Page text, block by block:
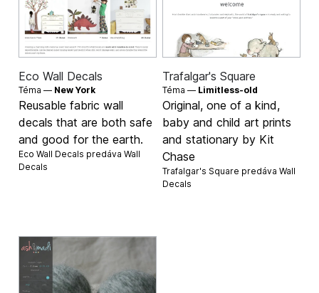
Eco Wall Decals
Téma — New York
Reusable fabric wall
decals that are both safe
and good for the earth.
Eco Wall Decals predávaWall
Decals
Trafalgar's Square
Téma — Limitless-old
Original, one of a kind,
baby and child art prints
and stationary by Kit
Chase
Trafalgar's Square predáva Wall
Decals